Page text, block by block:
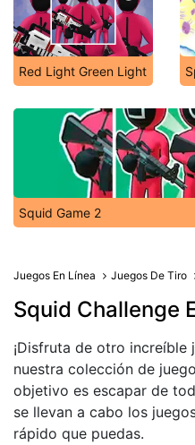
Red Light Green Light
Squid Game 2
Juegos En Línea Juegos De Tiro
Squid Challenge
¡Disfruta de otro increíble
nuestra colección de
objetivo es escapar de
se llevan a cabo los
rápido que puedas.